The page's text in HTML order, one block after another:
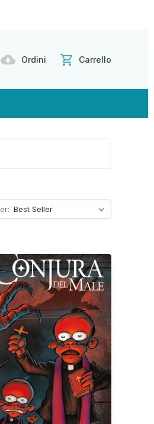
Ordini Carrello